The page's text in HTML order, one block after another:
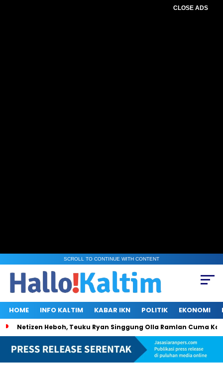
CLOSE ADS
SCROLL TO CONTINUE WITH CONTENT
HOME INFO KALTIM KABAR IKN POLITIK EKONOMI
Netizen Heboh, Teuku Ryan Singgung Olla Ramlan Cuma